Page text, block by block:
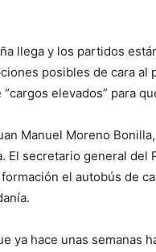
llega y los partidos
posibles de cara al
“cargos elevados” para
Manuel Moreno
El secretario general del
el autobús de
ya hace unas semanas